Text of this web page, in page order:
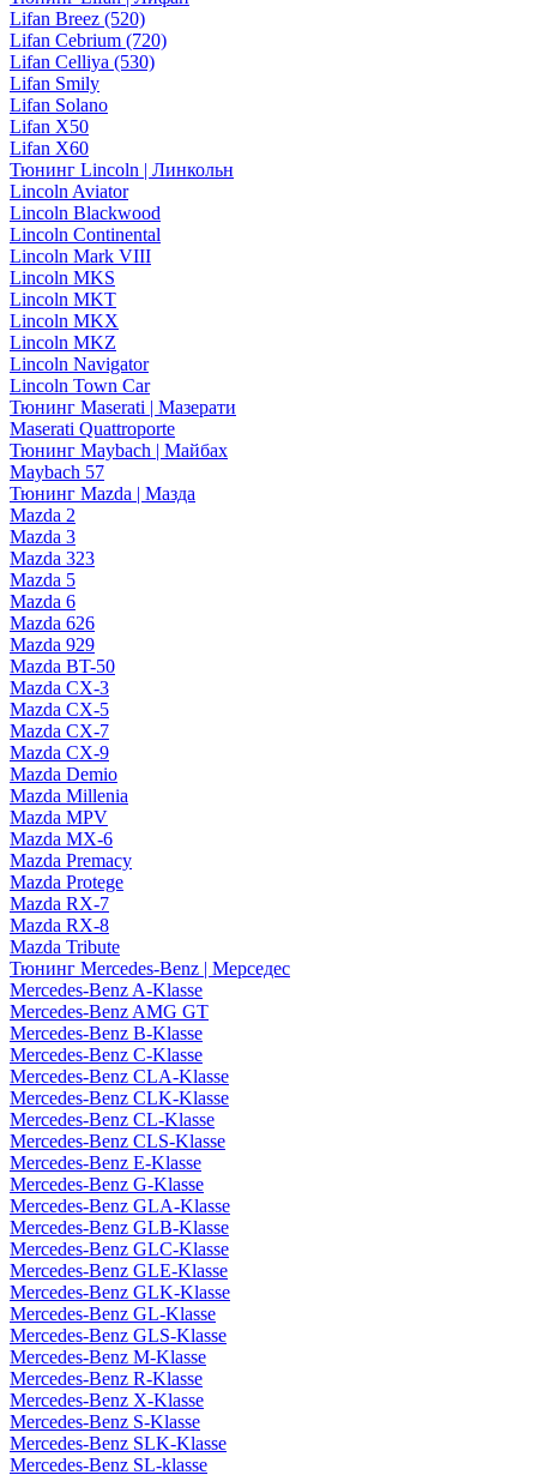
Lifan Breez (520)
Lifan Cebrium (720)
Lifan Celliya (530)
Lifan Smily
Lifan Solano
Lifan X50
Lifan X60
Тюнинг Lincoln | Линкольн
Lincoln Aviator
Lincoln Blackwood
Lincoln Continental
Lincoln Mark VIII
Lincoln MKS
Lincoln MKT
Lincoln MKX
Lincoln MKZ
Lincoln Navigator
Lincoln Town Car
Тюнинг Maserati | Мазерати
Maserati Quattroporte
Тюнинг Maybach | Майбах
Maybach 57
Тюнинг Mazda | Мазда
Mazda 2
Mazda 3
Mazda 323
Mazda 5
Mazda 6
Mazda 626
Mazda 929
Mazda BT-50
Mazda CX-3
Mazda CX-5
Mazda CX-7
Mazda CX-9
Mazda Demio
Mazda Millenia
Mazda MPV
Mazda MX-6
Mazda Premacy
Mazda Protege
Mazda RX-7
Mazda RX-8
Mazda Tribute
Тюнинг Mercedes-Benz | Мерседес
Mercedes-Benz A-Klasse
Mercedes-Benz AMG GT
Mercedes-Benz B-Klasse
Mercedes-Benz C-Klasse
Mercedes-Benz CLA-Klasse
Mercedes-Benz CLK-Klasse
Mercedes-Benz CL-Klasse
Mercedes-Benz CLS-Klasse
Mercedes-Benz E-Klasse
Mercedes-Benz G-Klasse
Mercedes-Benz GLA-Klasse
Mercedes-Benz GLB-Klasse
Mercedes-Benz GLC-Klasse
Mercedes-Benz GLE-Klasse
Mercedes-Benz GLK-Klasse
Mercedes-Benz GL-Klasse
Mercedes-Benz GLS-Klasse
Mercedes-Benz M-Klasse
Mercedes-Benz R-Klasse
Mercedes-Benz X-Klasse
Mercedes-Benz S-Klasse
Mercedes-Benz SLK-Klasse
Mercedes-Benz SL-klasse